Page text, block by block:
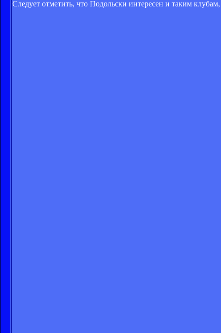
Следует отметить, что Подольски интересен и таким